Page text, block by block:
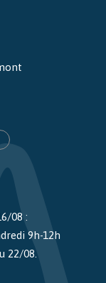
08 :
9h-12h
22/08.